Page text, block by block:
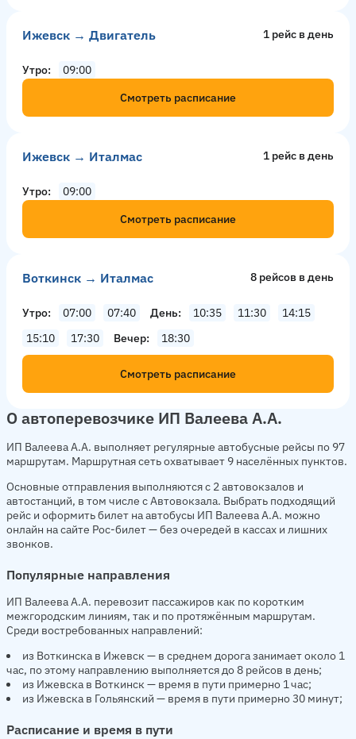
Ижевск → Двигатель 1 рейс в день
Утро
09:00
Смотреть расписание
Ижевск → Италмас 1 рейс в день
Утро
09:00
Смотреть расписание
Воткинск → Италмас 8 рейсов в день
Утро 07:00 07:40 День 10:35 11:30
14:15
15:10
17:30 Вечер 18:30
Смотреть расписание
О автоперевозчике ИП Валеева А.А.
ИП Валеева А.А. выполняет регулярные автобусные рейсы по 97
маршрутам. Маршрутная сеть охватывает 9 населённых пунктов.
Основные отправления выполняются с 2 автовокзалов и
автостанций, в том числе с Автовокзала. Выбрать подходящий
рейс и оформить билет на автобусы ИП Валеева А.А. можно
онлайн на сайте Рос-билет — без очередей в кассах и лишних
звонков.
Популярные направления
ИП Валеева А.А. перевозит пассажиров как по коротким
межгородским линиям, так и по протяжённым маршрутам.
Среди востребованных направлений:
из Воткинска в Ижевск — в среднем дорога занимает около 1
час, по этому направлению выполняется до 8 рейсов в день;
из Ижевска в Воткинск — время в пути примерно 1 час;
из Ижевска в Гольянский — время в пути примерно 30 минут;
Расписание и время в пути